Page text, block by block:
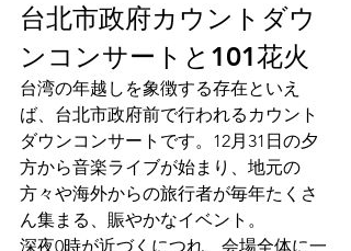
台北市政府カウントダウ
ンコンサートと101花火
台湾の年越しを象徴する存在といえ
ば、台北市政府前で行われるカウント
ダウンコンサートです。12月31日の夕
方から音楽ライブが始まり、地元の
方々や海外からの旅行者が毎年たくさ
ん集まる、賑やかなイベント。
深夜0時が近づくにつれ、会場全体に一